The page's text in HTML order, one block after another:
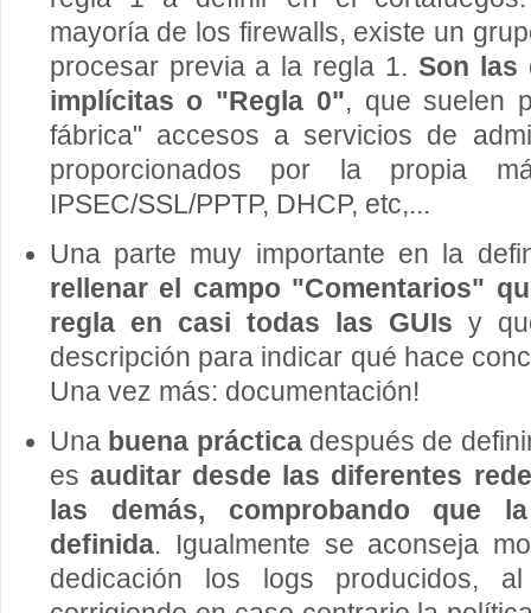
mayoría de los firewalls, existe un
procesar previa a la regla 1. Son las
implícitas o "Regla 0", que suelen
fábrica" accesos a servicios de
proporcionados por la propia
IPSEC/SSL/PPTP, DHCP, etc,...
Una parte muy importante en la
rellenar el campo "Comentarios"
regla en casi todas las GUIs y
descripción para indicar qué hace
Una vez más: documentación!
Una buena prácticadespués de
es auditar desde las diferentes
las demás, comprobando que
definida. Igualmente se aconseja
dedicación los logs producidos,